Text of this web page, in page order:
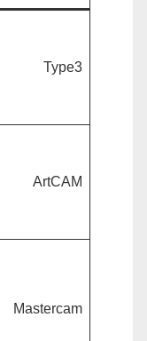
Type3
ArtCAM
Mastercam